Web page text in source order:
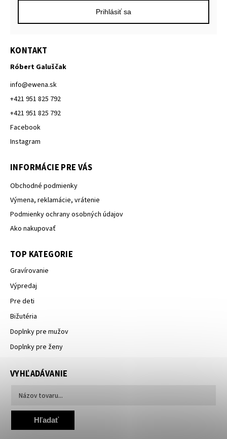
Prihlásiť sa
KONTAKT
Róbert Galuščak
info@ewena.sk
+421 951 825 792
+421 951 825 792
Facebook
Instagram
INFORMÁCIE PRE VÁS
Obchodné podmienky
Výmena, reklamácie, vrátenie
Podmienky ochrany osobných údajov
Ako nakupovať
TOP KATEGORIE
Gravírovanie
Výpredaj
Pre deti
Bižutéria
Doplnky pre mužov
Doplnky pre ženy
VYHĽADÁVANIE
Hľadať